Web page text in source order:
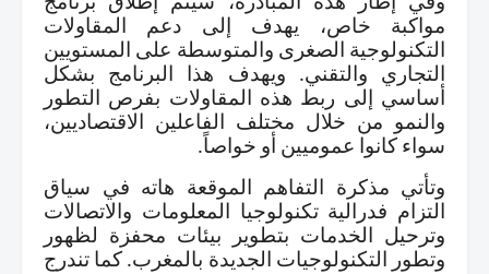
مواكبة خاص، يهدف إلى دعم المقاولات
التكنولوجية الصغرى والمتوسطة على المستويين
التجاري والتقني. ويهدف هذا البرنامج بشكل
أساسي إلى ربط هذه المقاولات بفرص التطور
والنمو من خلال مختلف الفاعلين الاقتصاديين،
سواء كانوا عموميين أو خواصاً.
وتأتي مذكرة التفاهم الموقعة
هاته في سياق
التزام فدرالية تكنولوجيا المعلومات والاتصالات
وترحيل الخدمات بتطوير بيئات محفزة لظهور
وتطور التكنولوجيات الجديدة بالمغرب. كما تندرج